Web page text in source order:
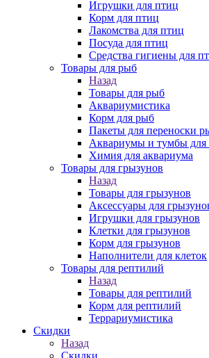
Игрушки для птиц
Корм для птиц
Лакомства для птиц
Посуда для птиц
Средства гигиены для
Товары для рыб
Назад
Товары для рыб
Аквариумистика
Корм для рыб
Пакеты для переноски
Аквариумы и тумбы для
Химия для аквариума
Товары для грызунов
Назад
Товары для грызунов
Аксессуары для
Игрушки для грызунов
Клетки для грызунов
Корм для грызунов
Наполнители для клеток
Товары для рептилий
Назад
Товары для рептилий
Корм для рептилий
Террариумистика
Скидки
Назад
Скидки